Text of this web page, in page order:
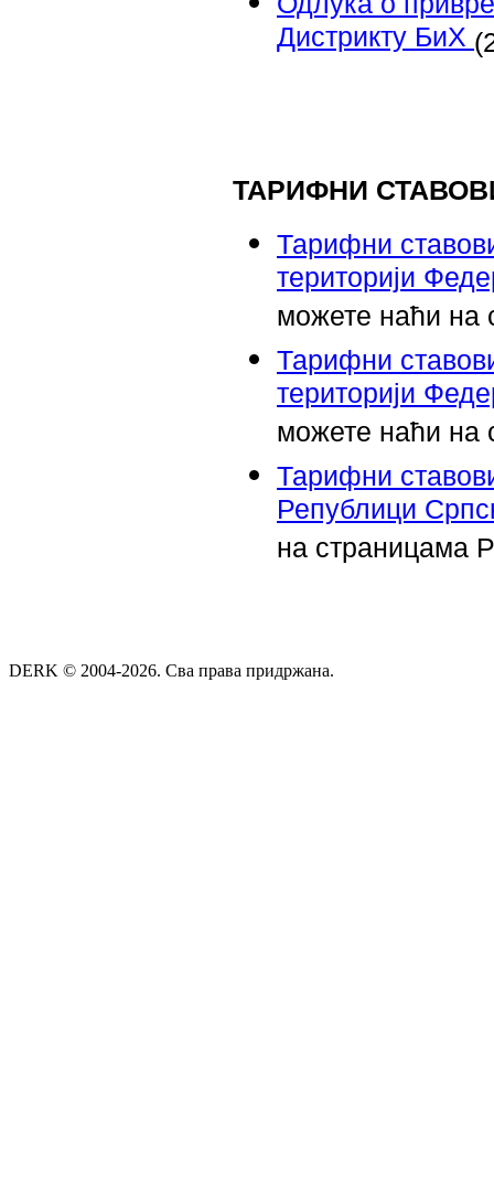
Дистрикту БиХ
ТАРИФНИ
Тарифни
територији
можете наћи
Тарифни
територији
можете наћи
Тарифни
Републици
на страницама
DERK © 2004-2026. Сва права придржана.